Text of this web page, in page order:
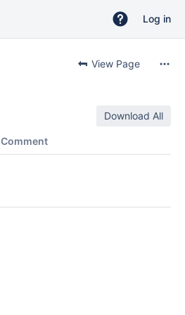
Log in
View Page
Download All
Comment